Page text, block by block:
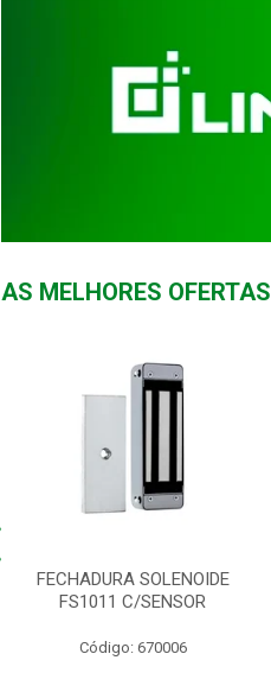
AS MELHORES OFERTAS
FECHADURA SOLENOIDE
FS1011 C/SENSOR
Código: 670006